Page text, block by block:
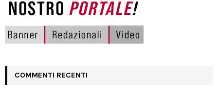
COMMENTI RECENTI